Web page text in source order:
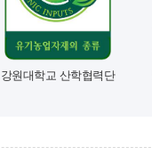
강원대학교 산학협력단